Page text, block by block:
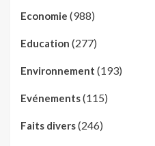
Economie (988)
Education (277)
Environnement (193)
Evénements(115)
Faits divers(246)